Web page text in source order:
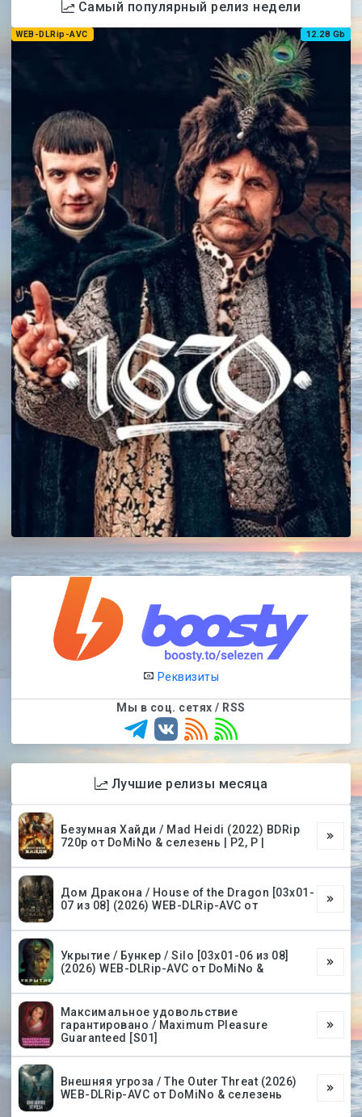
Самый популярный релиз недели
WEB-DLRip-AVC 12.28 Gb
Реквизиты
Мы в соц. сетях / RSS
Лучшие релизы месяца
Безумная Хайди / Mad Heidi (2022) BDRip
720p от DoMiNo & селезень | P2, P |
Дом Дракона / House of the Dragon [03х01-
07 из 08] (2026) WEB-DLRip-AVC от
Укрытие / Бункер / Silo [03х01-06 из 08]
(2026) WEB-DLRip-AVC от DoMiNo &
Максимальное удовольствие
гарантировано / Maximum Pleasure
Guaranteed [S01]
Внешняя угроза / The Outer Threat (2026)
WEB-DLRip-AVC от DoMiNo & селезень